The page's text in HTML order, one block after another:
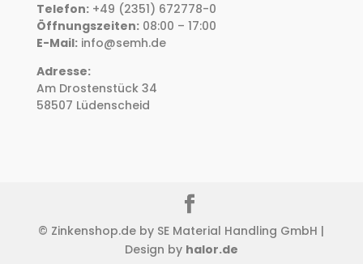
Telefon:+49 (2351) 672778-0
Öffnungszeiten:08:00 – 17:00
E-Mail:info@semh.de
Adresse:
Am Drostenstück 34
58507 Lüdenscheid
© Zinkenshop.de by SE Material Handling GmbH |
Design by halor.de